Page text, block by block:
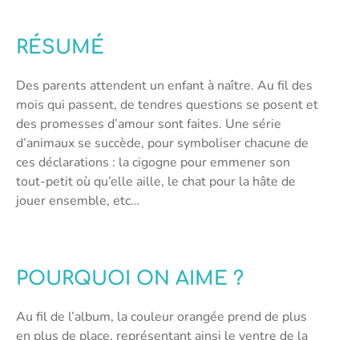
RÉSUMÉ
Des parents attendent un enfant à naître. Au fil des
mois qui passent, de tendres questions se posent et
des promesses d’amour sont faites. Une série
d’animaux se succède, pour symboliser chacune de
ces déclarations : la cigogne pour emmener son
tout-petit où qu’elle aille, le chat pour la hâte de
jouer ensemble, etc…
POURQUOI ON AIME ?
Au fil de l’album, la couleur orangée prend de plus
en plus de place, représentant ainsi le ventre de la